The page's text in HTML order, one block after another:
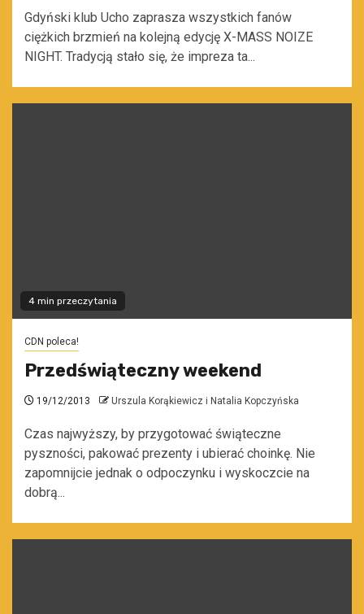
Gdyński klub Ucho zaprasza wszystkich fanów
ciężkich brzmień na kolejną edycję X-MASS NOIZE
NIGHT. Tradycją stało się, że impreza ta...
4 min przeczytania
CDN poleca!
Przedświąteczny weekend
19/12/2013 Urszula Korąkiewicz i Natalia Kopczyńska
Czas najwyższy, by przygotować świąteczne
pyszności, pakować prezenty i ubierać choinkę. Nie
zapomnijcie jednak o odpoczynku i wyskoczcie na
dobrą...